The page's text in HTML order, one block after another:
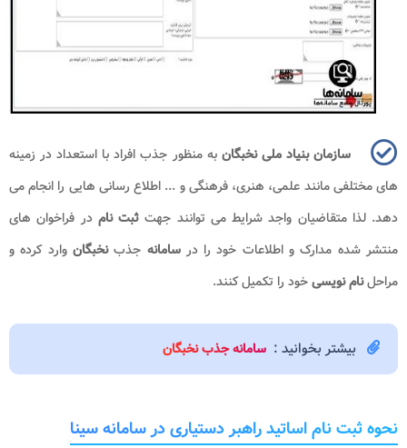
سازمان بنیاد ملی نخبگان به منظور جذب افراد با استعداد در زمینه
های مختلفی مانند علمی، هنری، فرهنگی و ... اطلاع رسانی هایی را انجام می
دهد. لذا متقاضیان واجد شرایط می توانند جهت ثبت نامدر فراخوان های
منتشر شده مدارک و اطلاعات خود را درسامانه جذبنخبگانوارد کرده و
مراحلنام نویسیخود را تکمیل کنند.
بیشتر بخوانید : سامانه جذب نخبگان
نحوه ثبت نام اساتید راهبر دستیاری در سامانه سینا